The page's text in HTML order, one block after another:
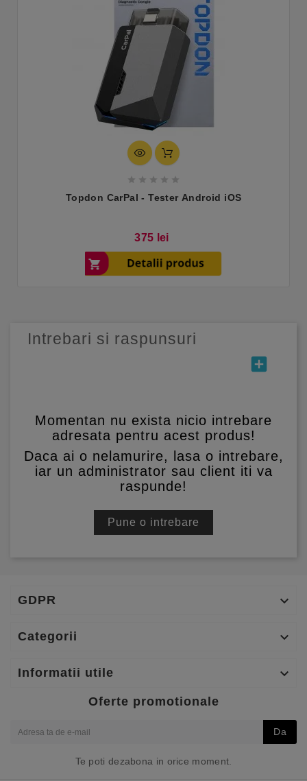
    
Topdon CarPal - Tester Android iOS
375 lei
Intrebari si raspunsuri
add_box
Momentan nu exista nicio intrebare
adresata pentru acest produs!
Daca ai o nelamurire, lasa o intrebare,
iar un administrator sau client iti va
raspunde!
Pune o intrebare
GDPR 
Categorii 
Informatii utile 
Oferte promotionale
Da
Te poti dezabona in orice moment.